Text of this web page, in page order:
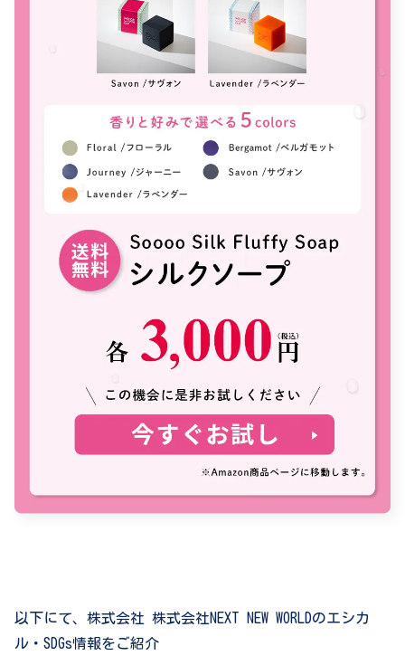
以下にて、株式会社 株式会社NEXT NEW WORLDのエシカ
ル・SDGs情報をご紹介